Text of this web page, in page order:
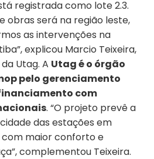
registrada como lote 2.3.
obras será na região leste,
as intervenções na
explicou Marcio Teixeira,
Utag. A Utag é o órgão
pelo gerenciamento
com
. “O projeto prevê a
das estações em
maior conforto e
complementou Teixeira.